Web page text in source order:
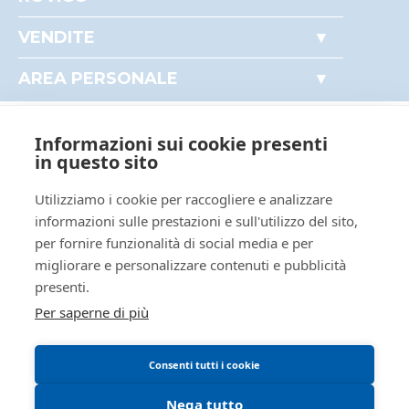
ID rito
EV80
Tribunale
Tribunale di ROVIGO
Rito
ESECUZIONI MOBILIARI CON
VENDITA POST LEGGE 80
Numero
procedura
927
Anno
procedura
2025
SOGGETTI
Istituto Vendite
Giudiziarie
MNTRRT85L16G337K
Istituto vendite giudiziarie di
rovigo
Come partecipare alle aste
Perché comprare all'asta
VENDITE
Beni mobili
Aziende
Altro
AREA PERSONALE
Il mio profilo
Le mie ricerche
AREA LEGALE
Regolamento di partecipazione alle vendite
telematiche
Informativa cookie
Requisiti tecnici
Informazioni sui cookie presenti
in questo sito
Utilizziamo i cookie per raccogliere e analizzare
informazioni sulle prestazioni e sull'utilizzo del sito,
per fornire funzionalità di social media e per
migliorare e personalizzare contenuti e pubblicità
presenti.
Per saperne di più
Consenti tutti i cookie
Nega tutto